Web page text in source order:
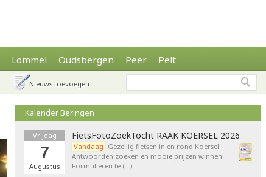
Lommel Oudsbergen Peer Pelt
Nieuws toevoegen
Kalender Beringen
Vrijdag
7
Augustus
FietsFotoZoekTocht RAAK KOERSEL 2026
Vandaag Gezellig fietsen in en rond Koersel.
Antwoorden zoeken en mooie prijzen winnen!
Formulieren te (…)